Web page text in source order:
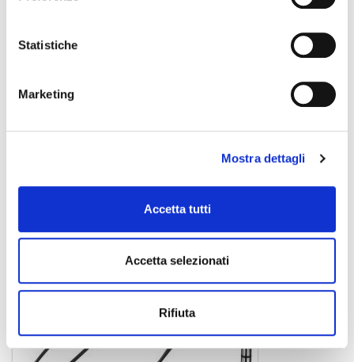
Statistiche
Marketing
Mostra dettagli
Accetta tutti
Accetta selezionati
Rifiuta
ZOMO